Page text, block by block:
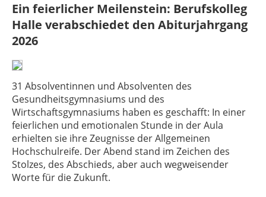
Ein feierlicher Meilenstein: Berufskolleg
Halle verabschiedet den Abiturjahrgang
2026
31 Absolventinnen und Absolventen des
Gesundheitsgymnasiums und des
Wirtschaftsgymnasiums haben es geschafft: In einer
feierlichen und emotionalen Stunde in der Aula
erhielten sie ihre Zeugnisse der Allgemeinen
Hochschulreife. Der Abend stand im Zeichen des
Stolzes, des Abschieds, aber auch wegweisender
Worte für die Zukunft.